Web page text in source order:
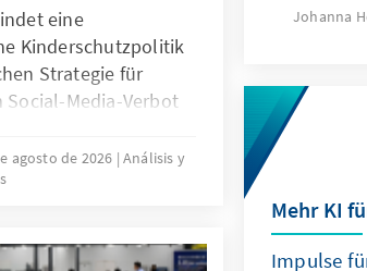
eine
Kinderschutzpolitik
Strategie für
Media-Verbot
die jahrelange
Plattformen. Es
um die Regeln für
Kinder müssen
agosto de 2026 Análisis y
fundierte
Johanna
Mehr KI
Impulse